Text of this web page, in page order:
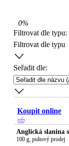
0%
Filtrovat dle typu:
Filtrovat dle typu
Seřadit dle:
Koupit online
Anglická slanina
100 g, pultový prodej